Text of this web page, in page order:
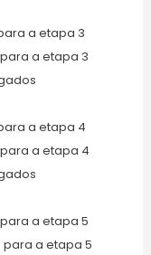
a etapa 3
a etapa 3
a etapa 4
a etapa 4
a etapa 5
para a etapa 5